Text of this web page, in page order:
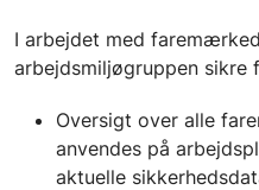
I arbejdet med
arbejdsmiljøgruppen sikre
Oversigt over alle
anvendes på
aktuelle